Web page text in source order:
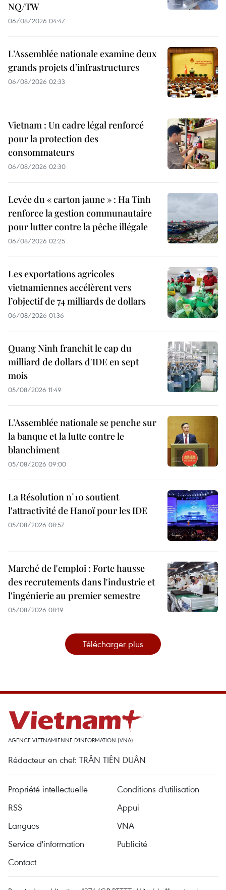
NQ/TW
06/08/2026 04:47
L’Assemblée nationale examine deux
grands projets d’infrastructures
06/08/2026 02:33
Vietnam : Un cadre légal renforcé
pour la protection des
consommateurs
06/08/2026 02:30
Levée du « carton jaune » : Ha Tinh
renforce la gestion communautaire
pour lutter contre la pêche illégale
06/08/2026 02:25
Les exportations agricoles
vietnamiennes accélèrent vers
l’objectif de 74 milliards de dollars
06/08/2026 01:36
Quang Ninh franchit le cap du
milliard de dollars d'IDE en sept
mois
05/08/2026 11:49
L’Assemblée nationale se penche sur
la banque et la lutte contre le
blanchiment
05/08/2026 09:00
La Résolution n°10 soutient
l'attractivité de Hanoï pour les IDE
05/08/2026 08:57
Marché de l'emploi : Forte hausse
des recrutements dans l'industrie et
l'ingénierie au premier semestre
05/08/2026 08:19
Télécharger plus
AGENCE VIETNAMIENNE D'INFORMATION (VNA)
Rédacteur en chef: TRÂN TIÊN DUÂN
Propriété intellectuelle
Conditions d'utilisation
RSS
Appui
Langues
VNA
Service d'information
Publicité
Contact